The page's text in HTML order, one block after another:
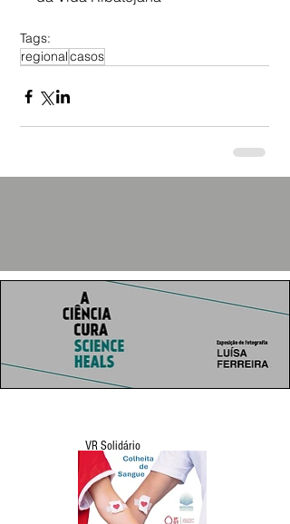
Tags:
regionalcasos
VR Solidário